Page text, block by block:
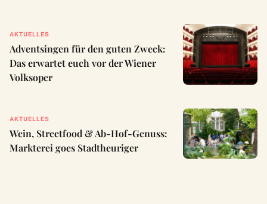
AKTUELLES
Adventsingen für den guten Zweck:
Das erwartet euch vor der Wiener
Volksoper
AKTUELLES
Wein, Streetfood & Ab-Hof-Genuss:
Markterei goes Stadtheuriger